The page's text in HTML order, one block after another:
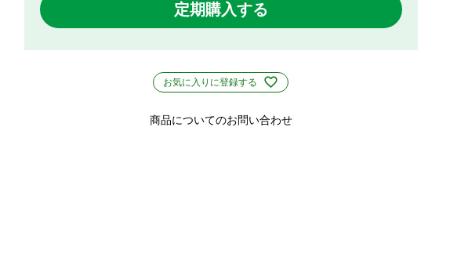
定期購入する
お気に入りに登録する
商品についてのお問い合わせ